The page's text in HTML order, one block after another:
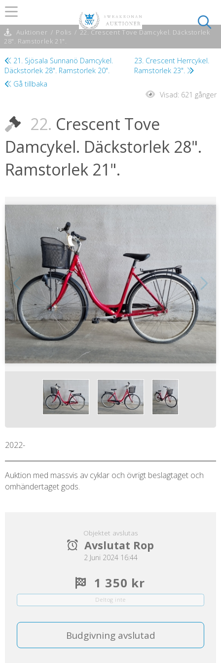
Auktioner / Polis / 22. Crescent Tove Damcykel. Däckstorlek
28". Ramstorlek 21".
21. Sjösala Sunnanö Damcykel.
Däckstorlek 28". Ramstorlek 20".
23. Crescent Herrcykel.
Ramstorlek 23".
Gå tillbaka
Visad: 621 gånger
22. Crescent Tove
Damcykel. Däckstorlek 28".
Ramstorlek 21".
2022-
Auktion med massvis av cyklar och övrigt beslagtaget och
omhändertaget gods.
Objektet avslutas
Avslutat Rop
2 Juni 2024 16:44
1 350 kr
Deltog inte
Budgivning avslutad